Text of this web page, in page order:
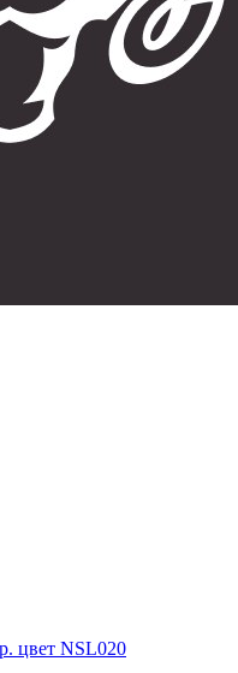
цвет NSL020